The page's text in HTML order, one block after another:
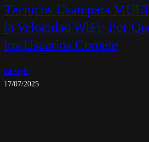
Técnicos Usan para
la Velocidad WiFi: Por
los Usuarios Comete
dacstyle
17/07/2025